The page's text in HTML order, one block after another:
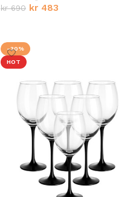
kr690 kr 483
-30%
HOT